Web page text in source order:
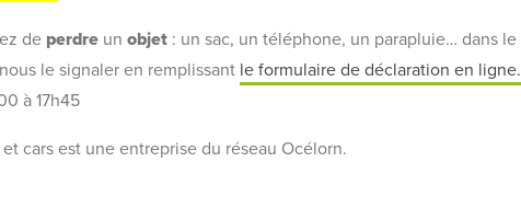
de perdre unobjet : un sac, un téléphone, un parapluie… dans le
le signaler en remplissant le formulaire de déclaration en ligne.
à 17h45
et cars est une entreprise du réseau Océlorn.